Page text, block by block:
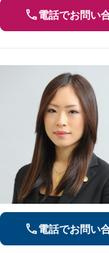
電話でお問い
電話でお問い